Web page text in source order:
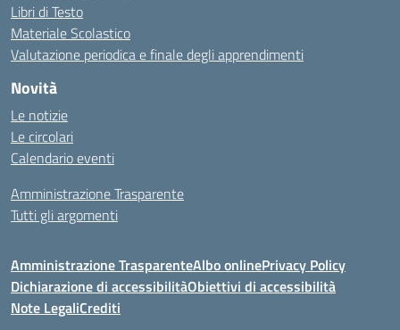
Libri di Testo
Materiale Scolastico
Valutazione periodica e finale degli apprendimenti
Novità
Le notizie
Le circolari
Calendario eventi
Amministrazione Trasparente
Tutti gli argomenti
Amministrazione TrasparenteAlbo onlinePrivacy Policy
Dichiarazione di accessibilitàObiettivi di accessibilità
Note LegaliCrediti